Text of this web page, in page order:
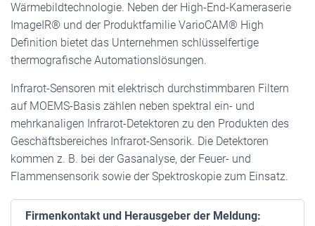
Wärmebildtechnologie. Neben der High-End-Kameraserie
ImageIR® und der Produktfamilie VarioCAM® High
Definition bietet das Unternehmen schlüsselfertige
thermografische Automationslösungen.
Infrarot-Sensoren mit elektrisch durchstimmbaren Filtern
auf MOEMS-Basis zählen neben spektral ein- und
mehrkanaligen Infrarot-Detektoren zu den Produkten des
Geschäftsbereiches Infrarot-Sensorik. Die Detektoren
kommen z. B. bei der Gasanalyse, der Feuer- und
Flammensensorik sowie der Spektroskopie zum Einsatz.
Firmenkontakt und Herausgeber der Meldung: